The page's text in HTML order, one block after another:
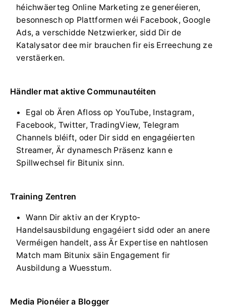
héichwäerteg Online Marketing ze generéieren,
besonnesch op Plattformen wéi Facebook, Google
Ads, a verschidde Netzwierker, sidd Dir de
Katalysator dee mir brauchen fir eis Erreechung ze
verstäerken.
Händler mat aktive Communautéiten
Egal ob Ären Afloss op YouTube, Instagram,
Facebook, Twitter, TradingView, Telegram
Channels bléift, oder Dir sidd en engagéierten
Streamer, Är dynamesch Präsenz kann e
Spillwechsel fir Bitunix sinn.
Training Zentren
Wann Dir aktiv an der Krypto-
Handelsausbildung engagéiert sidd oder an anere
Verméigen handelt, ass Är Expertise en nahtlosen
Match mam Bitunix säin Engagement fir
Ausbildung a Wuesstum.
Media Pionéier a Blogger